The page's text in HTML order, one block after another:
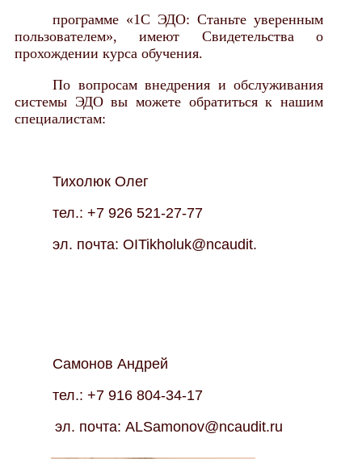
программе «1С ЭДО: Станьте уверенным
пользователем»,
имеют Свидетельства о
прохождении курса обучения.
По вопросам внедрения и обслуживания
системы ЭДО вы можете обратиться к нашим
специалистам:
Тихолюк Олег
тел.: +7 926 521-27-77
эл. почта: OITikholuk@ncaudit.
Самонов Андрей
тел.: +7 916 804-34-17
эл. почта: ALSamonov@ncaudit.ru